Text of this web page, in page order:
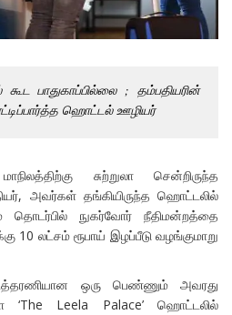
பாதுகாப்பில்லை ; தம்பதியரின்
ஹொட்டல் ஊழியர்
சுற்றுலா சென்றிருந்த
அவர்கள் தங்கியிருந்த ஹொட்டலில்
தொடர்பில் நுகர்வோர் நீதிமன்றத்தை
10 லட்சம் ரூபாய் இழப்பீடு வழங்குமாறு
ஒரு பெண்ணும் அவரது
‘The Leela Palace’ ஹொட்டலில்